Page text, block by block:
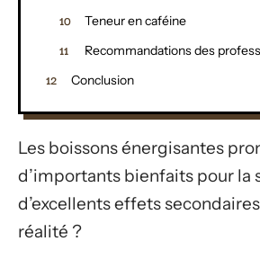
Teneur en caféine
Recommandations des
Conclusion
Les boissons énergisantes
d’importants bienfaits pour la
d’excellents effets
réalité ?